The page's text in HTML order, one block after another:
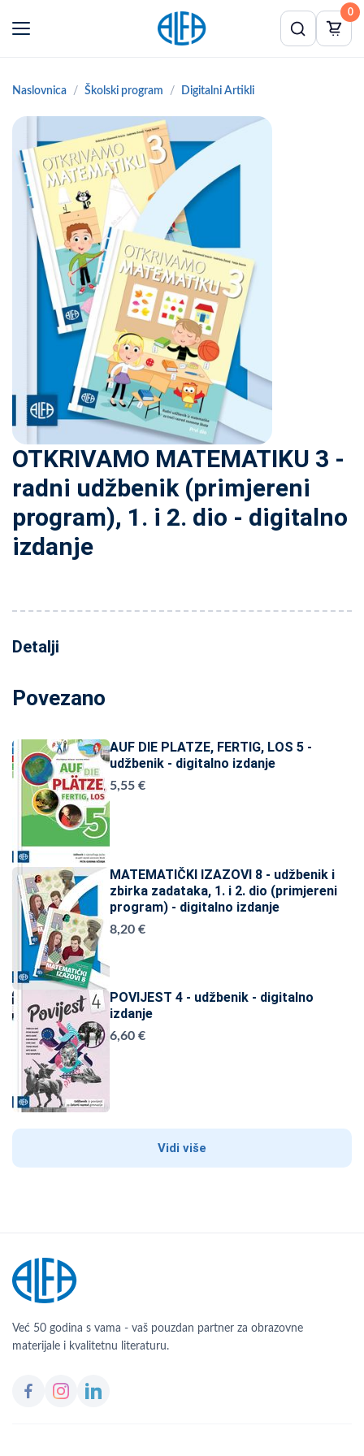
0
Naslovnica Školski program Digitalni Artikli
OTKRIVAMO MATEMATIKU 3 -
radni udžbenik (primjereni
program), 1. i 2. dio - digitalno
izdanje
Detalji
Povezano
AUF DIE PLATZE, FERTIG, LOS 5 -
udžbenik - digitalno izdanje
5,55 €
MATEMATIČKI IZAZOVI 8 - udžbenik i
zbirka zadataka, 1. i 2. dio (primjereni
program) - digitalno izdanje
8,20 €
POVIJEST 4 - udžbenik - digitalno
izdanje
6,60 €
Vidi više
Već 50 godina s vama - vaš pouzdan partner za obrazovne
materijale i kvalitetnu literaturu.